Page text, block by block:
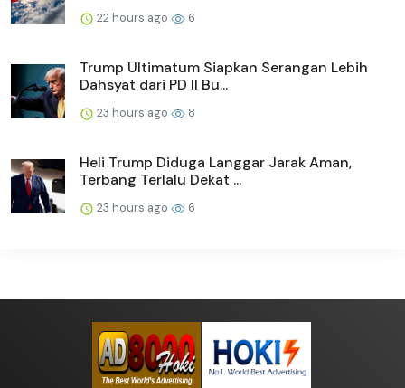
22 hours ago 6
Trump Ultimatum Siapkan Serangan Lebih
Dahsyat dari PD II Bu...
23 hours ago 8
Heli Trump Diduga Langgar Jarak Aman,
Terbang Terlalu Dekat ...
23 hours ago 6